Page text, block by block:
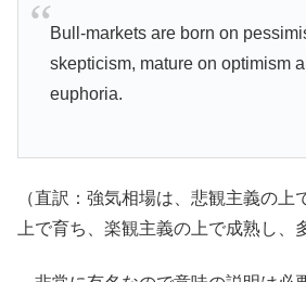
Bull-markets are born on
skepticism, mature on optimism
euphoria.
（直訳：強気相場は、悲観主義の上
上で育ち、楽観主義の上で成熟し、